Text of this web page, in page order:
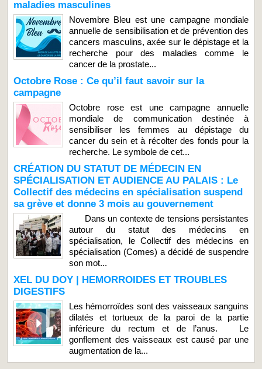
maladies masculines
Novembre Bleu est une campagne mondiale
annuelle de sensibilisation et de prévention des
cancers masculins, axée sur le dépistage et la
recherche pour des maladies comme le
cancer de la prostate...
Octobre Rose : Ce qu’il faut savoir sur la
campagne
Octobre rose est une campagne annuelle
mondiale de communication destinée à
sensibiliser les femmes au dépistage du
cancer du sein et à récolter des fonds pour la
recherche. Le symbole de cet...
CRÉATION DU STATUT DE MÉDECIN EN
SPÉCIALISATION ET AUDIENCE AU PALAIS : Le
Collectif des médecins en spécialisation suspend
sa grève et donne 3 mois au gouvernement
Dans un contexte de tensions persistantes
autour du statut des médecins en
spécialisation, le Collectif des médecins en
spécialisation (Comes) a décidé de suspendre
son mot...
XEL DU DOY | HEMORROIDES ET TROUBLES
DIGESTIFS
Les hémorroïdes sont des vaisseaux sanguins
dilatés et tortueux de la paroi de la partie
inférieure du rectum et de l’anus. Le
gonflement des vaisseaux est causé par une
augmentation de la...